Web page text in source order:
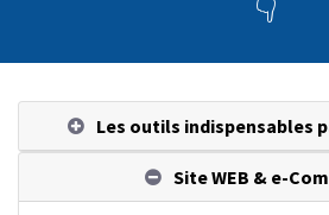
Les outils indispensables
Site WEB & e-